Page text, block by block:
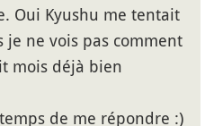
Oui Kyushu me tentait
je ne vois pas comment
mois déjà bien
de me répondre :)